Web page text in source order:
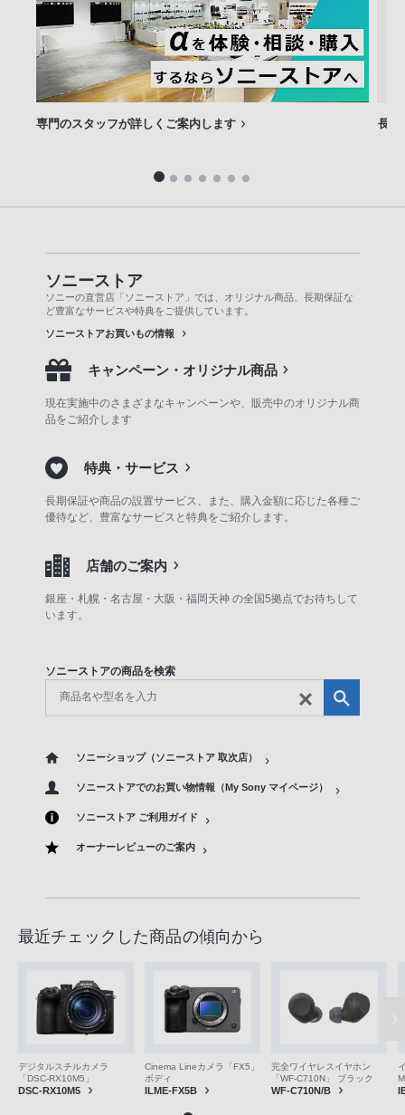
専門のスタッフが詳しくご案内します 長期
ソニーストア
ソニーの直営店「ソニーストア」では、オリジナル商品、長期保証な
ど豊富なサービスや特典をご提供しています。
ソニーストアお買いもの情報
キャンペーン・オリジナル商品
現在実施中のさまざまなキャンペーンや、販売中のオリジナル商
品をご紹介します
特典・サービス
長期保証や商品の設置サービス、また、購入金額に応じた各種ご
優待など、豊富なサービスと特典をご紹介します。
店舗のご案内
銀座・札幌・名古屋・大阪・福岡天神 の全国5拠点でお待ちして
います。
ソニーストアの商品を検索
ソニーショップ（ソニーストア 取次店）
ソニーストアでのお買い物情報（My Sony マイページ）
ソニーストア ご利用ガイド
オーナーレビューのご案内
最近チェックした商品の傾向から
デジタルスチルカメラ
「DSC-RX10M5」
DSC-RX10M5
Cinema Lineカメラ「FX5」
ボディ
ILME-FX5B
完全ワイヤレスイヤホン
「WF-C710N」 ブラック
WF-C710N/B